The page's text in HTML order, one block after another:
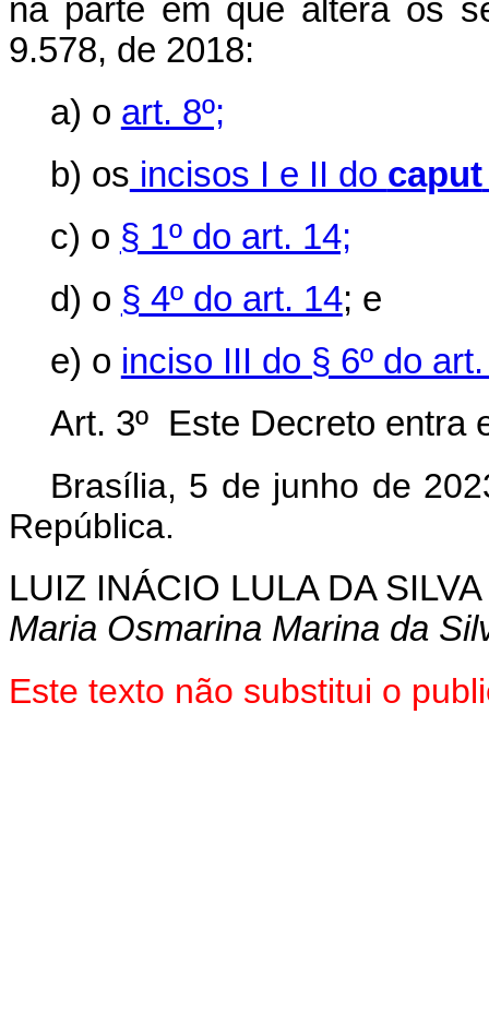
na parte em que altera os
9.578, de 2018:
a) o art. 8º;
b) os incisos I e II do caput
c) o § 1º do art. 14;
d) o § 4º do art. 14; e
e) o inciso III do § 6º do
Art. 3º Este Decreto entra
Brasília, 5 de junho de
República.
LUIZ INÁCIO LULA DA SILVA
Maria Osmarina Marina da
Este texto não substitui o